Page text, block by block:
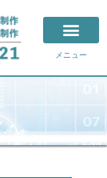
メニュー